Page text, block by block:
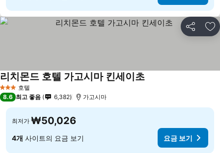
공유 즐
3 성급 호텔
리치몬드 호텔 가고시마 킨세이초요금 보기
8.6 최고 좋음 6,382 가고시마
최저가 ₩50,026
4개 사이트의 요금 보기 요금 보기